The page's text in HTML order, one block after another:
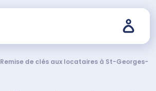
Remise de clés aux locataires à St-Georges-